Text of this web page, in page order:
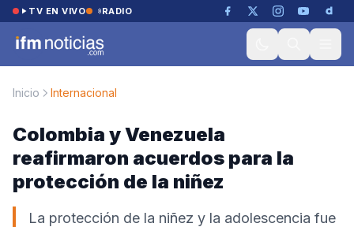
Saltar al contenido
TV EN VIVO RADIO
Inicio Internacional
Colombia y Venezuela
reafirmaron acuerdos para la
protección de la niñez
La protección de la niñez y la adolescencia fue